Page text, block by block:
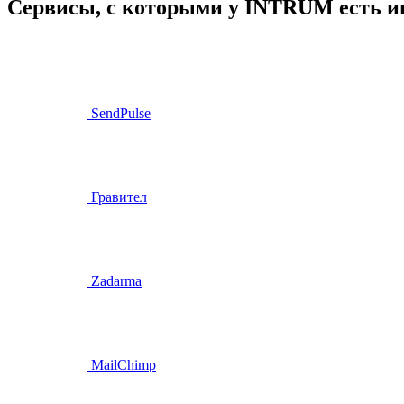
Сервисы, с которыми у INTRUM есть
SendPulse
Гравител
Zadarma
MailChimp